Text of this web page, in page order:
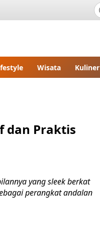
Wisata Kuliner
dan Praktis
yang sleek berkat
perangkat andalan